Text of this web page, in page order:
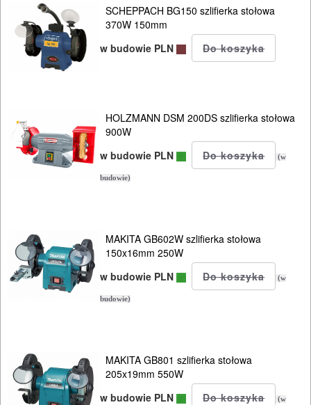
frezarki
klucze
udarowe
lutownice
mieszadła
udarowe
nożyce
odkurzacze
opalarki
SCHEPPACH BG150 szlifierka stołowa
370W 150mm
w budowie PLN
HOLZMANN DSM 200DS szlifierka stołowa
900W
w budowie PLN
(w
budowie)
MAKITA GB602W szlifierka stołowa
150x16mm 250W
w budowie PLN
(w
budowie)
MAKITA GB801 szlifierka stołowa
205x19mm 550W
w budowie PLN
(w